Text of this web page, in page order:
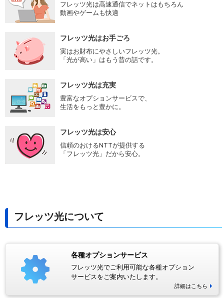
フレッツ光は高速通信でネットはもちろん
動画やゲームも快適
フレッツ光はお手ごろ
実はお財布にやさしいフレッツ光。
「光が高い」はもう昔の話です。
フレッツ光は充実
豊富なオプションサービスで、
生活をもっと豊かに。
フレッツ光は安心
信頼のおけるNTTが提供する
「フレッツ光」だから安心。
フレッツ光について
各種オプションサービス
フレッツ光でご利用可能な各種オプション
サービスをご案内いたします。
詳細はこちら